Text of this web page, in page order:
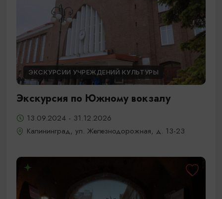
ЭКСКУРСИИ УЧРЕЖДЕНИЙ КУЛЬТУРЫ
Экскурсия по Южному вокзалу
13.09.2024 - 31.12.2026
Калининград, ул. Железнодорожная, д. 13-23